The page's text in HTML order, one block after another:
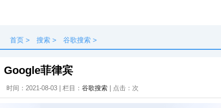
首页 > 搜索 > 谷歌搜索 >
Google菲律宾
时间：2021-08-03 | 栏目： 谷歌搜索 | 点击： 次